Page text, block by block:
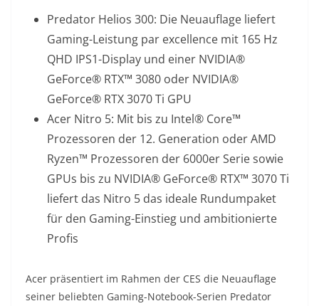
Predator Helios 300: Die Neuauflage liefert
Gaming-Leistung par excellence mit 165 Hz
QHD IPS1-Display und einer NVIDIA®
GeForce® RTX™ 3080 oder NVIDIA®
GeForce® RTX 3070 Ti GPU
Acer Nitro 5: Mit bis zu Intel® Core™
Prozessoren der 12. Generation oder AMD
Ryzen™ Prozessoren der 6000er Serie sowie
GPUs bis zu NVIDIA® GeForce® RTX™ 3070 Ti
liefert das Nitro 5 das ideale Rundumpaket
für den Gaming-Einstieg und ambitionierte
Profis
Acer präsentiert im Rahmen der CES die Neuauflage
seiner beliebten Gaming-Notebook-Serien Predator